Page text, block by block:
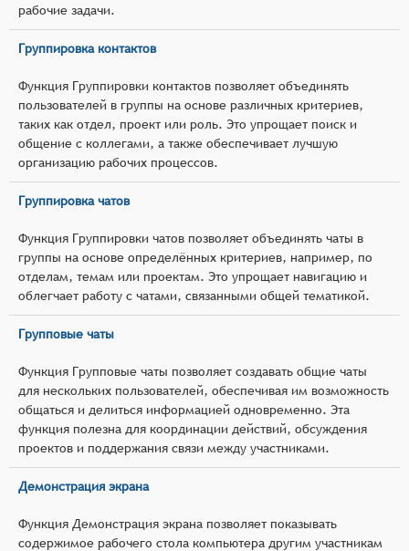
рабочие задачи.
Группировка контактов
Функция Группировки контактов позволяет объединять
пользователей в группы на основе различных критериев,
таких как отдел, проект или роль. Это упрощает поиск и
общение с коллегами, а также обеспечивает лучшую
организацию рабочих процессов.
Группировка чатов
Функция Группировки чатов позволяет объединять чаты в
группы на основе определённых критериев, например, по
отделам, темам или проектам. Это упрощает навигацию и
облегчает работу с чатами, связанными общей тематикой.
Групповые чаты
Функция Групповые чаты позволяет создавать общие чаты
для нескольких пользователей, обеспечивая им возможность
общаться и делиться информацией одновременно. Эта
функция полезна для координации действий, обсуждения
проектов и поддержания связи между участниками.
Демонстрация экрана
Функция Демонстрация экрана позволяет показывать
содержимое рабочего стола компьютера другим участникам